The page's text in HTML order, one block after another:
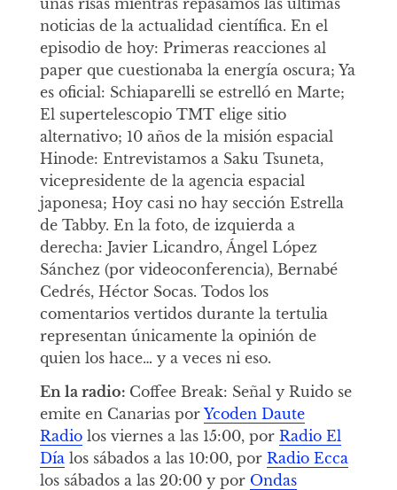
noticias de la actualidad científica. En el
episodio de hoy: Primeras reacciones al
paper que cuestionaba la energía oscura; Ya
es oficial: Schiaparelli se estrelló en Marte;
El supertelescopio TMT elige sitio
alternativo; 10 años de la misión espacial
Hinode: Entrevistamos a Saku Tsuneta,
vicepresidente de la agencia espacial
japonesa; Hoy casi no hay sección Estrella
de Tabby. En la foto, de izquierda a
derecha: Javier Licandro, Ángel López
Sánchez (por videoconferencia), Bernabé
Cedrés, Héctor Socas. Todos los
comentarios vertidos durante la tertulia
representan únicamente la opinión de
quien los hace… y a veces ni eso.
En la radio: Coffee Break: Señal y Ruido se
emite en Canarias por Ycoden Daute
Radiolos viernes a las 15:00, por Radio El
Día los sábados a las 10:00, por Radio Ecca
los sábados a las 20:00 y por Ondas